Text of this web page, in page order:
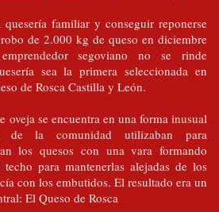
quesería familiar y conseguir reponerse
de 2.000 kg de queso en diciembre
segoviano no se rinde
sea la primera seleccionada en
de Rosca Castilla y León.
oveja se encuentra en una forma inusual
de la comunidad utilizaban para
los quesos con una vara formando
para mantenerlas alejadas de los
con los embutidos. El resultado era un
El Queso de Rosca